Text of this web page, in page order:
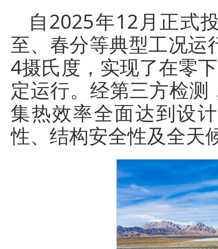
自2025年12月正式
至、春分等典型工况运
4摄氏度，实现了在零
定运行。经第三方检
集热效率全面达到设
性、结构安全性及全天